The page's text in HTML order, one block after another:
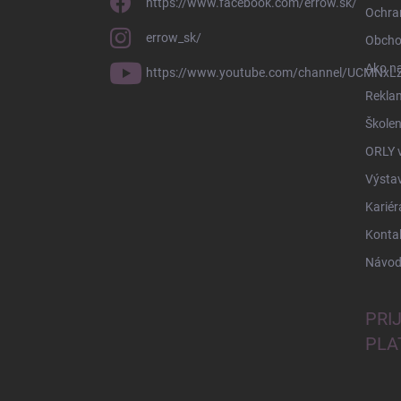
errow_sk/
https://www.youtube.com/channel/
Ako
ORLY